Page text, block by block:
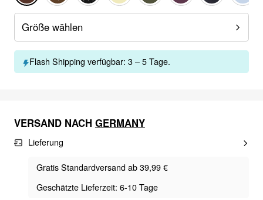
Größe wählen
Flash Shipping verfügbar: 3 – 5 Tage.
VERSAND NACH GERMANY
Lieferung
Gratis Standardversand ab 39,99 €
Geschätzte Lieferzeit: 6-10 Tage